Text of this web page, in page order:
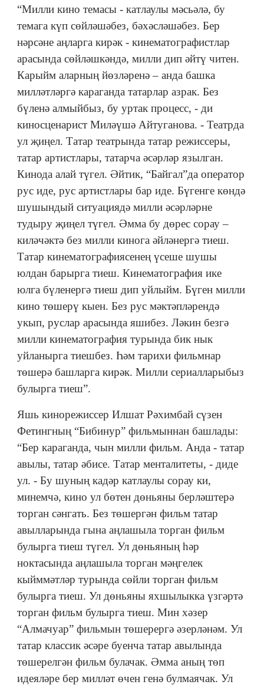
“Милли кино темасы - катлаулы мәсьәлә, бу
темага күп сөйләшәбез, бәхәсләшәбез. Бер
нәрсәне аңларга кирәк - кинематографистлар
арасында сөйләшкәндә, милли дип әйтү читен.
Карыйм аларның йөзләренә – анда башка
милләтләргә караганда татарлар азрак. Без
бүленә алмыйбыз, бу уртак процесс, - ди
киносценарист Миләүшә Айтуганова. - Театрда
ул җиңел. Татар театрында татар режиссеры,
татар артистлары, татарча әсәрләр язылган.
Кинода алай түгел. Әйтик, “Байгал”да оператор
рус иде, рус артистлары бар иде. Бүгенге көндә
шушындый ситуациядә милли әсәрләрне
тудыру җиңел түгел. Әмма бу дөрес сорау –
киләчәктә без милли кинога әйләнергә тиеш.
Татар кинематографиясенең үсеше шушы
юлдан барырга тиеш. Кинематография ике
юлга бүленергә тиеш дип уйлыйм. Бүген милли
кино төшерү кыен. Без рус мәктәпләрендә
укып, руслар арасында яшибез. Ләкин безгә
милли кинематография турында бик нык
уйланырга тиешбез. Һәм тарихи фильмнар
төшерә башларга кирәк. Милли сериалларыбыз
булырга тиеш”.
Яшь кинорежиссер Илшат Рәхимбай сүзен
Фетингның “Бибинур” фильмыннан башлады:
“Бер караганда, чын милли фильм. Анда - татар
авылы, татар әбисе. Татар менталитеты, - диде
ул. - Бу шуның кадәр катлаулы сорау ки,
минемчә, кино ул бөтен дөньяны берләштерә
торган сәнгать. Без төшергән фильм татар
авылларында гына аңлашыла торган фильм
булырга тиеш түгел. Ул дөньяның һәр
ноктасында аңлашыла торган мәңгелек
кыйммәтләр турында сөйли торган фильм
булырга тиеш. Ул дөньяны яхшылыкка үзгәртә
торган фильм булырга тиеш. Мин хәзер
“Алмачуар” фильмын төшерергә әзерләнәм. Ул
татар классик әсәре буенча татар авылында
төшерелгән фильм булачак. Әмма аның төп
идеяләре бер милләт өчен генә булмаячак. Ул